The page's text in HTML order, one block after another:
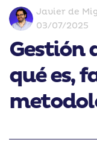
Javier de
03/07/2025
Gestión
qué es,